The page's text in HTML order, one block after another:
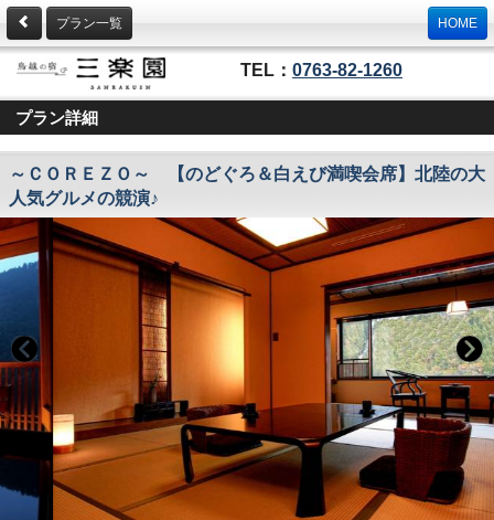
プラン一覧 HOME
TEL： 0763-82-1260
プラン詳細
～ＣＯＲＥＺＯ～ 【のどぐろ＆白えび満喫会席】北陸の大
人気グルメの競演♪